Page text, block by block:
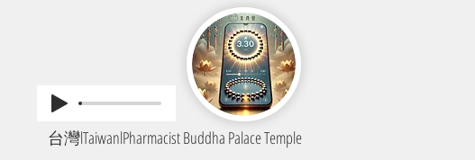
台灣lTaiwanlPharmacist Buddha Palace Temple